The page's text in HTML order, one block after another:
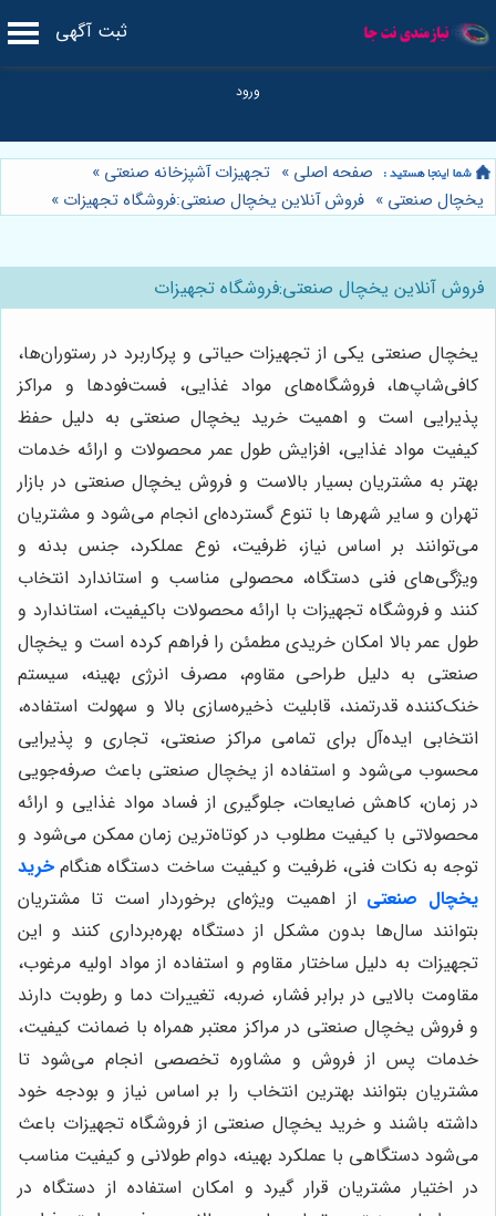
ثبت آگهی
صفحه اصلی » تجهیزات آشپزخانه صنعتی »
یخچال صنعتی » فروش آنلاین یخچال صنعتی:فروشگاه تجهیزات »
فروش آنلاین یخچال صنعتی:فروشگاه تجهیزات
یخچال صنعتی یکی از تجهیزات حیاتی و پرکاربرد در رستوران‌ها،
کافی‌شاپ‌ها، فروشگاه‌های مواد غذایی، فست‌فودها و مراکز
پذیرایی است و اهمیت خرید یخچال صنعتی به دلیل حفظ
کیفیت مواد غذایی، افزایش طول عمر محصولات و ارائه خدمات
بهتر به مشتریان بسیار بالاست و فروش یخچال صنعتی در بازار
تهران و سایر شهرها با تنوع گسترده‌ای انجام می‌شود و مشتریان
می‌توانند بر اساس نیاز، ظرفیت، نوع عملکرد، جنس بدنه و
ویژگی‌های فنی دستگاه، محصولی مناسب و استاندارد انتخاب
کنند و فروشگاه تجهیزات با ارائه محصولات باکیفیت، استاندارد و
طول عمر بالا امکان خریدی مطمئن را فراهم کرده است و یخچال
صنعتی به دلیل طراحی مقاوم، مصرف انرژی بهینه، سیستم
خنک‌کننده قدرتمند، قابلیت ذخیره‌سازی بالا و سهولت استفاده،
انتخابی ایده‌آل برای تمامی مراکز صنعتی، تجاری و پذیرایی
محسوب می‌شود و استفاده از یخچال صنعتی باعث صرفه‌جویی
در زمان، کاهش ضایعات، جلوگیری از فساد مواد غذایی و ارائه
محصولاتی با کیفیت مطلوب در کوتاه‌ترین زمان ممکن می‌شود و
توجه به نکات فنی، ظرفیت و کیفیت ساخت دستگاه هنگام خرید
یخچال صنعتی از اهمیت ویژه‌ای برخوردار است تا مشتریان
بتوانند سال‌ها بدون مشکل از دستگاه بهره‌برداری کنند و این
تجهیزات به دلیل ساختار مقاوم و استفاده از مواد اولیه مرغوب،
مقاومت بالایی در برابر فشار، ضربه، تغییرات دما و رطوبت دارند
و فروش یخچال صنعتی در مراکز معتبر همراه با ضمانت کیفیت،
خدمات پس از فروش و مشاوره تخصصی انجام می‌شود تا
مشتریان بتوانند بهترین انتخاب را بر اساس نیاز و بودجه خود
داشته باشند و خرید یخچال صنعتی از فروشگاه تجهیزات باعث
می‌شود دستگاهی با عملکرد بهینه، دوام طولانی و کیفیت مناسب
در اختیار مشتریان قرار گیرد و امکان استفاده از دستگاه در